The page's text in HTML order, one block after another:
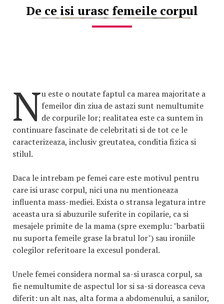
De ce isi urasc femeile corpul
Nu este o noutate faptul ca marea majoritate a
femeilor din ziua de astazi sunt nemultumite
de corpurile lor; realitatea este ca suntem in
continuare fascinate de celebritati si de tot ce le
caracterizeaza, inclusiv greutatea, conditia fizica si
stilul.
Daca le intrebam pe femei care este motivul pentru
care isi urasc corpul, nici una nu mentioneaza
influenta mass-mediei. Exista o stransa legatura intre
aceasta ura si abuzurile suferite in copilarie, ca si
mesajele primite de la mama (spre exemplu: "barbatii
nu suporta femeile grase la bratul lor") sau ironiile
colegilor referitoare la excesul ponderal.
Unele femei considera normal sa-si urasca corpul, sa
fie nemultumite de aspectul lor si sa-si doreasca ceva
diferit: un alt nas, alta forma a abdomenului, a sanilor,